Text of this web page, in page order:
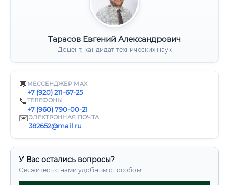
Тарасов Евгений Александрович
Доцент, кандидат технических наук
💬 МЕССЕНДЖЕР MAX
+7 (920) 211-67-25
📞ТЕЛЕФОНЫ
+7 (960) 790-00-21
✉️ЭЛЕКТРОННАЯ ПОЧТА
382652@mail.ru
У Вас остались вопросы?
Свяжитесь с нами удобным способом: